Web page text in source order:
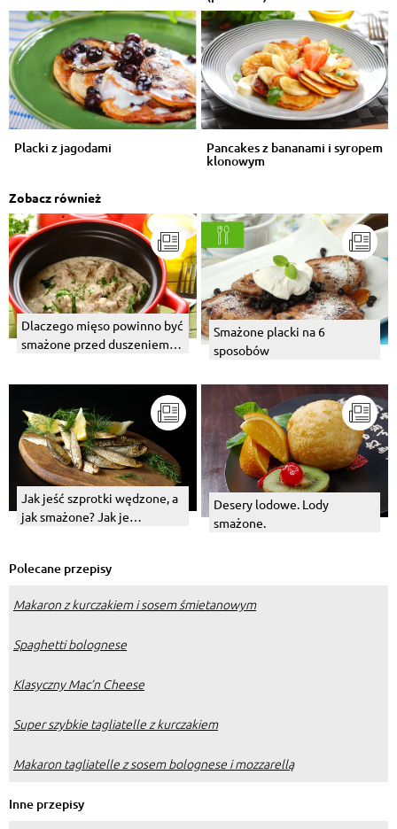
Placki z jagodami Pancakes z bananami i syropem
klonowym
Zobacz również
Dlaczego mięso powinno być
smażone przed duszeniem
Smażone placki na 6
sposobów
Jak jeść szprotki wędzone, a
jak smażone? Jak je
Desery lodowe. Lody
smażone.
Polecane przepisy
Makaron z kurczakiem i sosem śmietanowym
Spaghetti bolognese
Klasyczny Mac’n Cheese
Super szybkie tagliatelle z kurczakiem
Makaron tagliatelle z sosem bolognese i mozzarellą
Inne przepisy